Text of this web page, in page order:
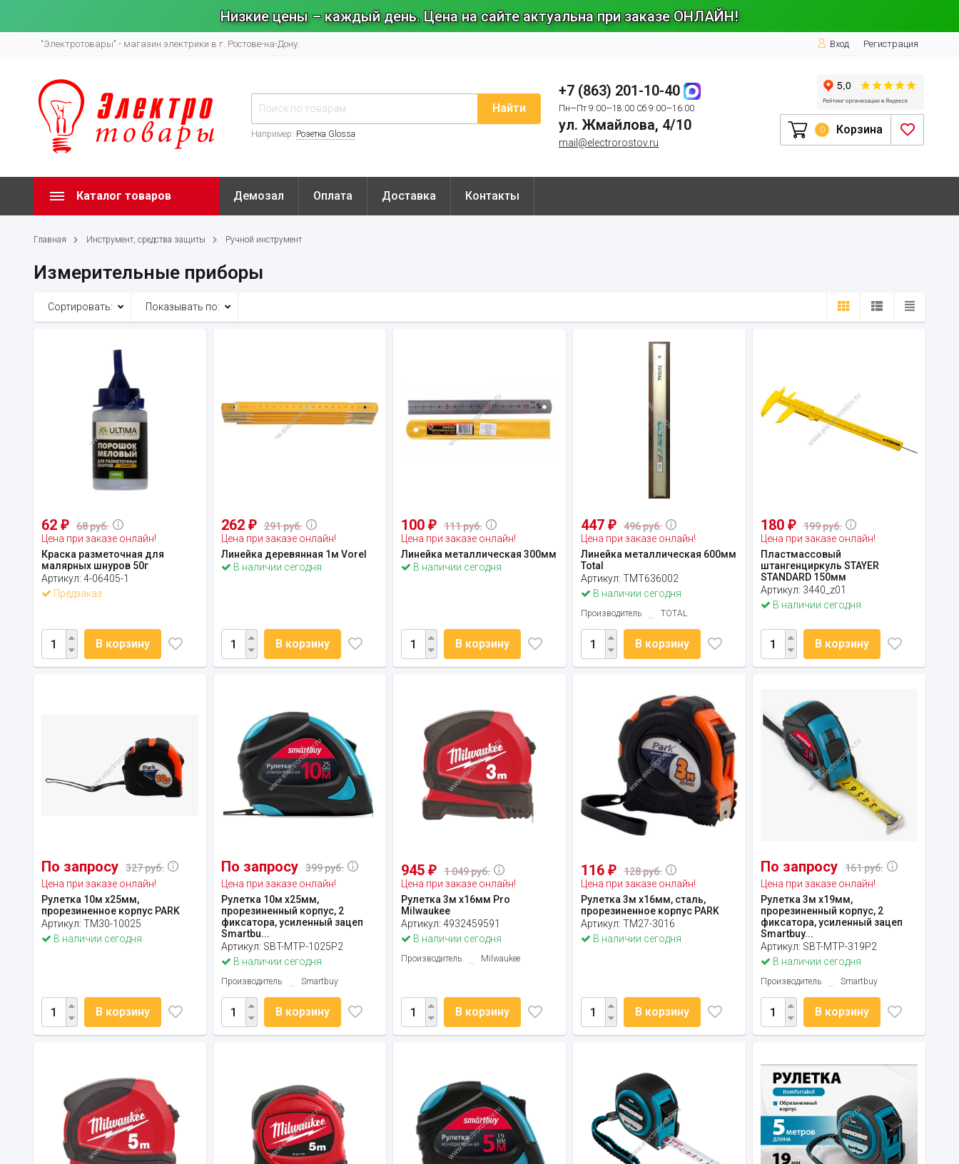
Низкие цены – каждый день. Цена на сайте актуальна при заказе ОНЛАЙН!
"Электротовары" - магазин электрики в г. Ростове-на-Дону. Вход Регистрация
Найти
Например: Розетка Glossa
+7 (863) 201-10-40
Пн—Пт 9:00—18:00 Сб 9:00—16:00
ул. Жмайлова, 4/10
mail@electrorostov.ru
0 Корзина
Каталог товаров Демозал Оплата Доставка Контакты
Главная Инструмент, средства защиты Ручной инструмент
Измерительные приборы
Сортировать: Показывать по:
62 ₽
68 руб.
Цена при заказе онлайн!
Краска разметочная для
малярных шнуров 50г
Артикул: 4-06405-1
Предзаказ
В корзину
262 ₽
291 руб.
Цена при заказе онлайн!
Линейка деревянная 1м Vorel
В наличии сегодня
В корзину
100 ₽
111 руб.
Цена при заказе онлайн!
Линейка металлическая 300мм
В наличии сегодня
В корзину
447 ₽
496 руб.
Цена при заказе онлайн!
Линейка металлическая 600мм
Total
Артикул: TMT636002
В наличии сегодня
Производитель TOTAL
В корзину
180 ₽
199 руб.
Цена при заказе онлайн!
Пластмассовый
штангенциркуль STAYER
STANDARD 150мм
Артикул: 3440_z01
В наличии сегодня
В корзину
По запросу
327 руб.
Цена при заказе онлайн!
Рулетка 10м х25мм,
прорезиненное корпус PARK
Артикул: TM30-10025
В наличии сегодня
В корзину
По запросу
399 руб.
Цена при заказе онлайн!
Рулетка 10м х25мм,
прорезиненный корпус, 2
фиксатора, усиленный зацеп
Smartbu...
Артикул: SBT-MTP-1025P2
В наличии сегодня
Производитель Smartbuy
В корзину
945 ₽
1 049 руб.
Цена при заказе онлайн!
Рулетка 3м х16мм Pro
Milwaukee
Артикул: 4932459591
В наличии сегодня
Производитель Milwaukee
В корзину
116 ₽
128 руб.
Цена при заказе онлайн!
Рулетка 3м х16мм, сталь,
прорезиненное корпус PARK
Артикул: TM27-3016
В наличии сегодня
В корзину
По запросу
161 руб.
Цена при заказе онлайн!
Рулетка 3м х19мм,
прорезиненный корпус, 2
фиксатора, усиленный зацеп
Smartbuy...
Артикул: SBT-MTP-319P2
В наличии сегодня
Производитель Smartbuy
В корзину